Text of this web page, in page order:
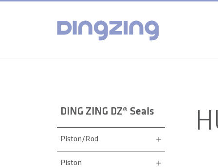
DING ZING DZ® Seals
Piston/Rod
Piston